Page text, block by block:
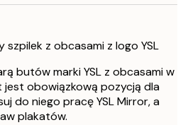
szpilek z obcasami z logo YSL
butów marki YSL z obcasami w
jest obowiązkową pozycją dla
do niego pracę YSL Mirror, a
plakatów.